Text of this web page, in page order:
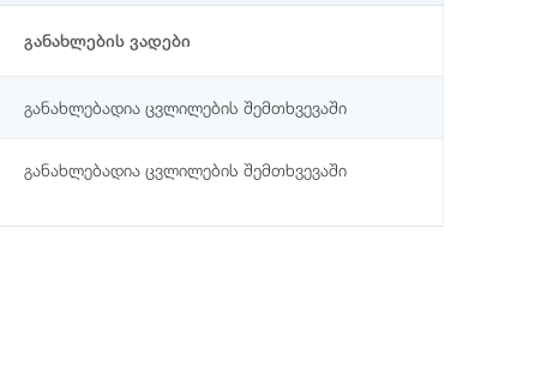
განახლების ვადები
განახლებადია ცვლილების შემთხვევაში
განახლებადია ცვლილების შემთხვევაში